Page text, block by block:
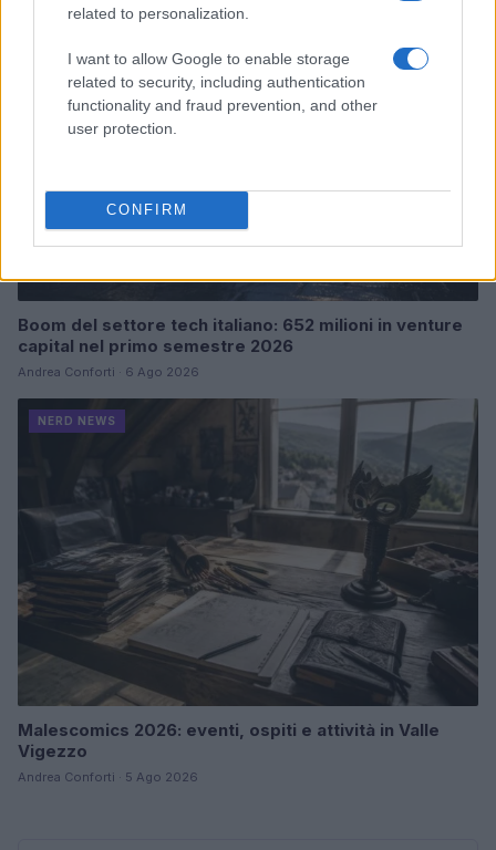
related to personalization.
I want to allow Google to enable storage
related to security, including authentication
functionality and fraud prevention, and other
user protection.
CONFIRM
NERD NEWS
Boom del settore tech italiano: 652 milioni in venture
capital nel primo semestre 2026
Andrea Conforti · 6 Ago 2026
NERD NEWS
Malescomics 2026: eventi, ospiti e attività in Valle
Vigezzo
Andrea Conforti · 5 Ago 2026